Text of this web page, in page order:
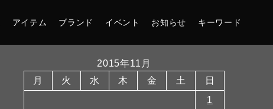
アイテム ブランド イベント お知らせ キーワード
2015年11月
月
火 水 木 金 土
日
1